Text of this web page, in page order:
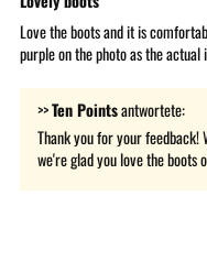
Love the boots and it is
purple on the photo as the
>>Ten Pointsantwortete:
Thank you for your feedback!
we're glad you love the boots